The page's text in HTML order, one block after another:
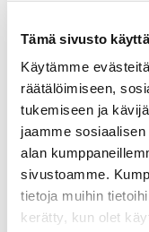
Tämä sivusto
Käytämme
räätälöimiseen,
tukemiseen ja
jaamme
alan
sivustoamme.
tietoja muihin
kerätty, kun olet
imukuppien
Original
price
was:
393,00 €.
334,05€
Current
price
is:
334,05 €.
Tuotekoodi: